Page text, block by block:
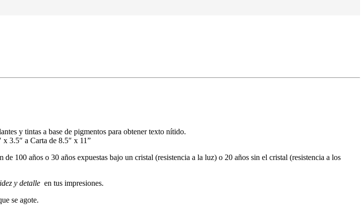
y tintas a base de pigmentos para obtener texto nítido.
x 3.5″ a Carta de 8.5″ x 11”
100 años o 30 años expuestas bajo un cristal (resistencia a la luz) o 20 años sin el cristal (resistencia a los
y detalle en tus impresiones.
se agote.